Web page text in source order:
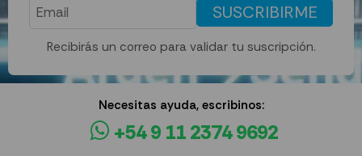
SUSCRIBIRME
Recibirás un correo para validar tu suscripción.
Necesitas ayuda, escribinos:
+54 9 11 2374 9692